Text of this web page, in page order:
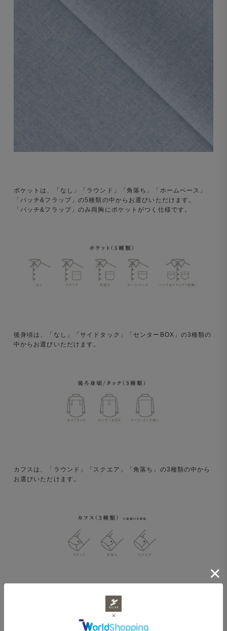
ポケットは、「なし」「ラウンド」「角落ち」「ホームベース」
「パッチ&フラップ」の5種類の中からお選びいただけます。
「パッチ&フラップ」のみ両胸にポケットがつく仕様です。
後身頃は、「なし」「サイドタック」「センターBOX」の3種類の
中からお選びいただけます。
カフスは、「ラウンド」「スクエア」「角落ち」の3種類の中から
お選びいただけます。
ボタンは、貝ボタン5種と樹脂ボタン8種の計13種類の中からお選